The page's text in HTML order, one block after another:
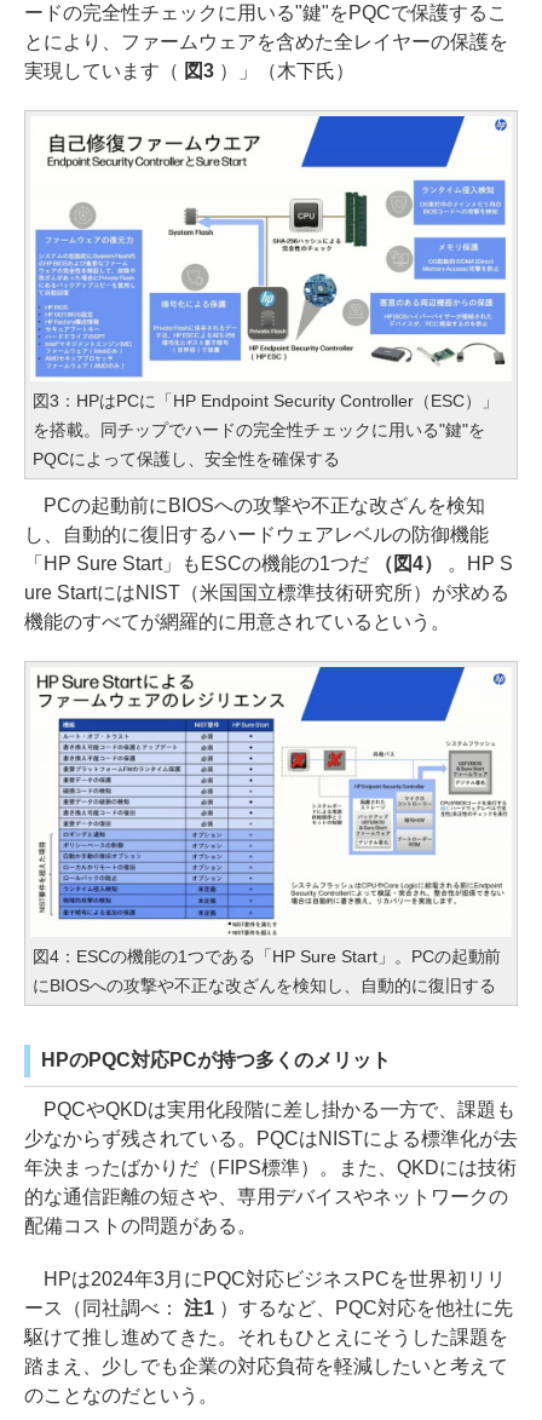
ードの完全性チェックに用いる"鍵"をPQCで保護するこ
とにより、ファームウェアを含めた全レイヤーの保護を
実現しています（ 図3 ）」（木下氏）
図3：HPはPCに「HP Endpoint Security Controller（ESC）」
を搭載。同チップでハードの完全性チェックに用いる"鍵"を
PQCによって保護し、安全性を確保する
PCの起動前にBIOSへの攻撃や不正な改ざんを検知
し、自動的に復旧するハードウェアレベルの防御機能
「HP Sure Start」もESCの機能の1つだ（図4）
。HP S
ure StartにはNIST（米国国立標準技術研究所）が求める
機能のすべてが網羅的に用意されているという。
図4：ESCの機能の1つである「HP Sure Start」。PCの起動前
にBIOSへの攻撃や不正な改ざんを検知し、自動的に復旧する
HPのPQC対応PCが持つ多くのメリット
PQCやQKDは実用化段階に差し掛かる一方で、課題も
少なからず残されている。PQCはNISTによる標準化が去
年決まったばかりだ（FIPS標準）。また、QKDには技術
的な通信距離の短さや、専用デバイスやネットワークの
配備コストの問題がある。
HPは2024年3月にPQC対応ビジネスPCを世界初リリ
ース（同社調べ：
注1 ）するなど、PQC対応を他社に先
駆けて推し進めてきた。それもひとえにそうした課題を
踏まえ、少しでも企業の対応負荷を軽減したいと考えて
のことなのだという。